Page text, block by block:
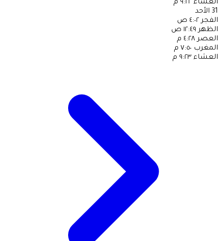
العشاء ٩:٢٢ م
31 الأحد
الفجر ٤:٠٢ ص
الظهر ١٢:٤٩ ص
العصر ٤:٢٨ م
المغرب ٧:٥٠ م
العشاء ٩:٢٣ م